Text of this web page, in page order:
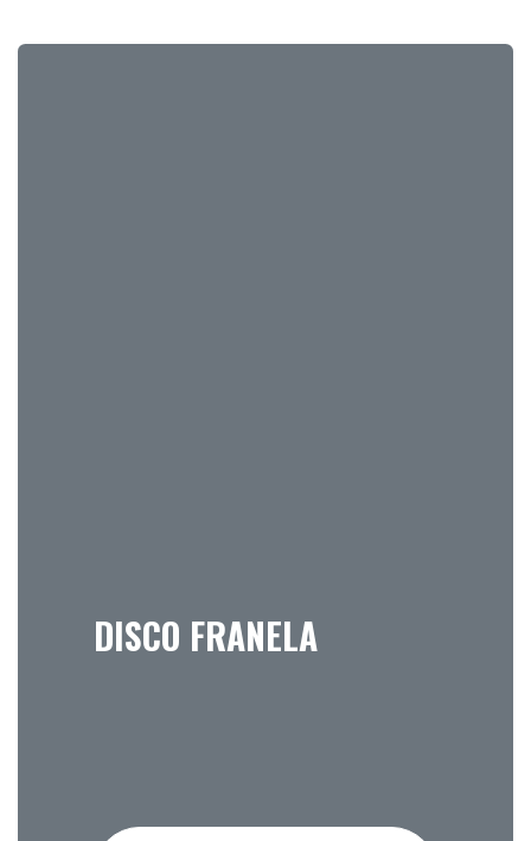
DISCO FRANELA